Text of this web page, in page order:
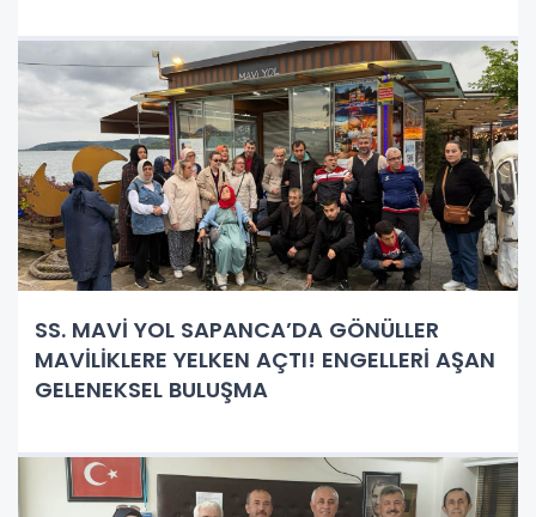
SS. MAVİ YOL SAPANCA’DA GÖNÜLLER
MAVİLİKLERE YELKEN AÇTI! ENGELLERİ AŞAN
GELENEKSEL BULUŞMA